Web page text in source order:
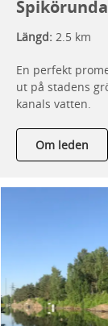
Längd: 2.5 km
En perfekt
ut på stadens
kanals vatten.
Om leden